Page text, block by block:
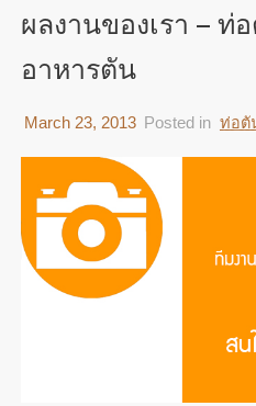
ผลงานของเรา – ท่
อาหารตัน
March 23, 2013 Posted in ท่อตั